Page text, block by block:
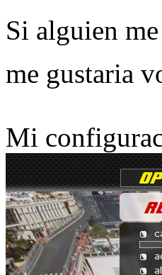
Si alguien
me gustaria
Mi